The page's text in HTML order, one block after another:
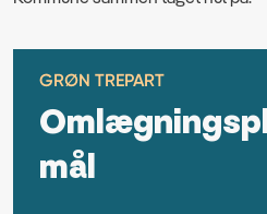
GRØN TREPART
mål